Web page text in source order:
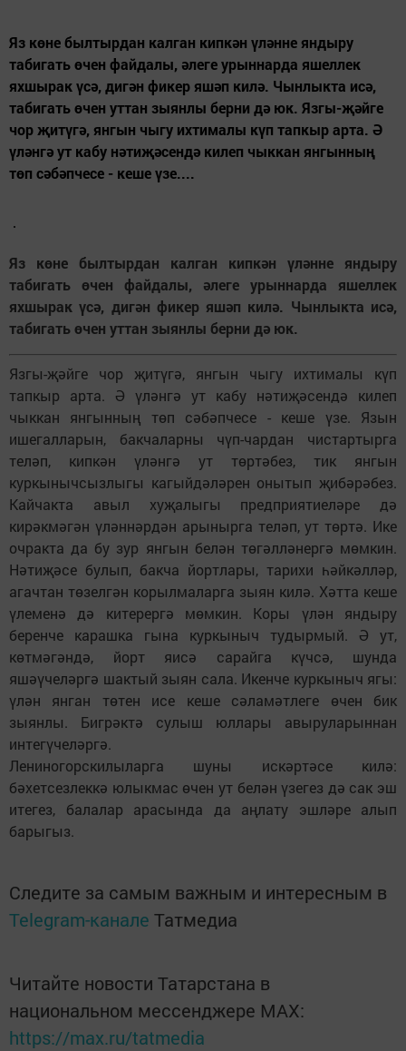
Яз көне былтырдан калган кипкән үләнне яндыру
табигать өчен файдалы, әлеге урыннарда яшеллек
яхшырак үсә, дигән фикер яшәп килә. Чынлыкта исә,
табигать өчен уттан зыянлы берни дә юк. Язгы-җәйге
чор җитүгә, янгын чыгу ихтималы күп тапкыр арта. Ә
үләнгә ут кабу нәтиҗәсендә килеп чыккан янгынның
төп сәбәпчесе - кеше үзе....
Яз көне былтырдан калган кипкән үләнне яндыру
табигать өчен файдалы, әлеге урыннарда яшеллек
яхшырак үсә, дигән фикер яшәп килә. Чынлыкта исә,
табигать өчен уттан зыянлы берни дә юк.
Язгы-җәйге чор җитүгә, янгын чыгу ихтималы күп
тапкыр арта. Ә үләнгә ут кабу нәтиҗәсендә килеп
чыккан янгынның төп сәбәпчесе - кеше үзе. Язын
ишегалларын, бакчаларны чүп-чардан чистартырга
теләп, кипкән үләнгә ут төртәбез, тик янгын
куркынычсызлыгы кагыйдәләрен онытып җибәрәбез.
Кайчакта авыл хуҗалыгы предприятиеләре дә
кирәкмәгән үләннәрдән арынырга теләп, ут төртә. Ике
очракта да бу зур янгын белән төгәлләнергә мөмкин.
Нәтиҗәсе булып, бакча йортлары, тарихи һәйкәлләр,
агачтан төзелгән корылмаларга зыян килә. Хәтта кеше
үлеменә дә китерергә мөмкин. Коры үлән яндыру
беренче карашка гына куркыныч тудырмый. Ә ут,
көтмәгәндә, йорт яисә сарайга күчсә, шунда
яшәүчеләргә шактый зыян сала. Икенче куркыныч ягы:
үлән янган төтен исе кеше сәламәтлеге өчен бик
зыянлы. Бигрәктә сулыш юллары авыруларыннан
интегүчеләргә.
Лениногорскилыларга шуны искәртәсе килә:
бәхетсезлеккә юлыкмас өчен ут белән үзегез дә сак эш
итегез, балалар арасында да аңлату эшләре алып
барыгыз.
Следите за самым важным и интересным в
Telegram-канале Татмедиа
Читайте новости Татарстана в
национальном мессенджере MАХ:
https://max.ru/tatmedia